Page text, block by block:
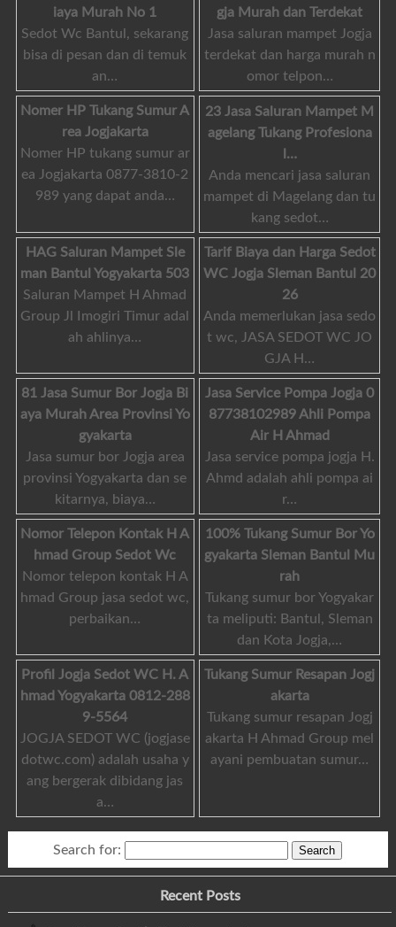
iaya Murah No 1
Sedot Wc Bantul, sekarang
bisa di pesan dan di temuk
an…
gja Murah dan Terdekat
Jasa saluran mampet Jogja
terdekat dan harga murah n
omor telpon…
Nomer HP Tukang Sumur A
rea Jogjakarta
Nomer HP tukang sumur ar
ea Jogjakarta 0877-3810-2
989 yang dapat anda…
23 Jasa Saluran Mampet M
agelang Tukang Profesiona
l…
Anda mencari jasa saluran
mampet di Magelang dan tu
kang sedot…
HAG Saluran Mampet Sle
man Bantul Yogyakarta 503
Saluran Mampet H Ahmad
Group Jl Imogiri Timur adal
ah ahlinya…
Tarif Biaya dan Harga Sedot
WC Jogja Sleman Bantul 20
26
Anda memerlukan jasa sedo
t wc, JASA SEDOT WC JO
GJA H…
81 Jasa Sumur Bor Jogja Bi
aya Murah Area Provinsi Yo
gyakarta
Jasa sumur bor Jogja area
provinsi Yogyakarta dan se
kitarnya, biaya…
Jasa Service Pompa Jogja 0
87738102989 Ahli Pompa
Air H Ahmad
Jasa service pompa jogja H.
Ahmd adalah ahli pompa ai
r…
Nomor Telepon Kontak H A
hmad Group Sedot Wc
Nomor telepon kontak H A
hmad Group jasa sedot wc,
perbaikan…
100% Tukang Sumur Bor Yo
gyakarta Sleman Bantul Mu
rah
Tukang sumur bor Yogyakar
ta meliputi: Bantul, Sleman
dan Kota Jogja,…
Profil Jogja Sedot WC H. A
hmad Yogyakarta 0812-288
9-5564
JOGJA SEDOT WC (jogjase
dotwc.com) adalah usaha y
ang bergerak dibidang jas
a…
Tukang Sumur Resapan Jogj
akarta
Tukang sumur resapan Jogj
akarta H Ahmad Group mel
ayani pembuatan sumur…
Search for:
Recent Posts